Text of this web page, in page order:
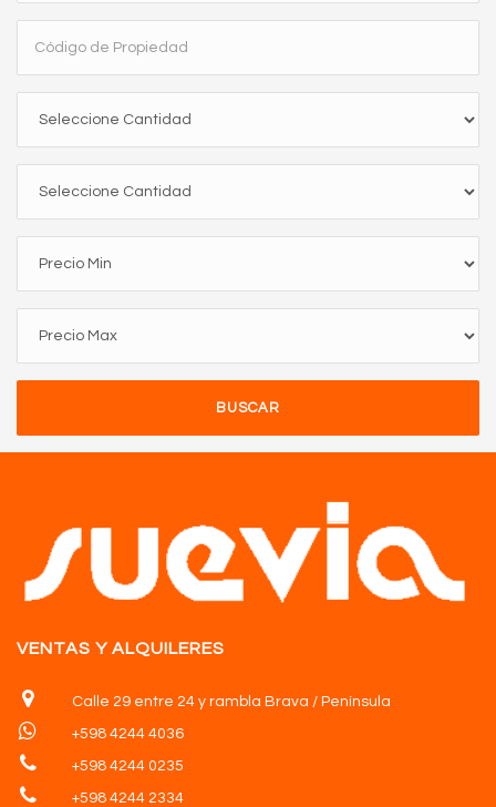
BUSCAR
VENTAS Y ALQUILERES
Calle 29 entre 24 y rambla Brava / Península
+598 4244 4036
+598 4244 0235
+598 4244 2334